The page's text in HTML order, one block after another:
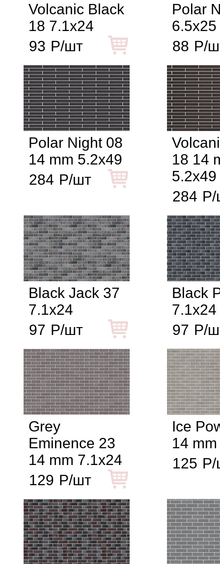
Volcanic Black
18 7.1x24
93 Р/шт
Polar
6.5x25
88 Р/
Polar Night 08
14 mm 5.2x49
284 Р/шт
18 14
5.2x49
284 Р/
Black Jack 37
7.1x24
97 Р/шт
Black
7.1x24
97 Р/
Grey
Eminence 23
14 mm 7.1x24
129 Р/шт
Ice
14
125 Р/